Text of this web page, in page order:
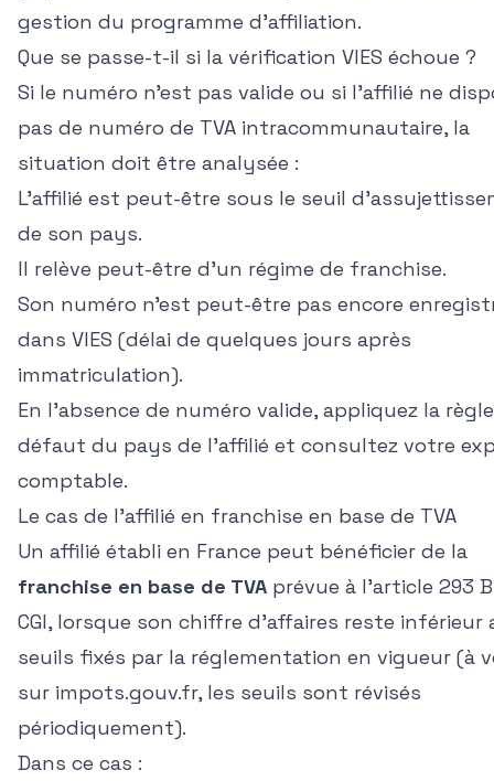
gestion du programme d'affiliation.
Que se passe-t-il si la vérification VIES échoue ?
Si le numéro n'est pas valide ou si l'affilié ne
pas de numéro de TVA intracommunautaire, la
situation doit être analysée :
L'affilié est peut-être sous le seuil
de son pays.
Il relève peut-être d'un régime de franchise.
Son numéro n'est peut-être pas encore
dans VIES (délai de quelques jours après
immatriculation).
En l'absence de numéro valide, appliquez la
défaut du pays de l'affilié et consultez votre
comptable.
Le cas de l'affilié en franchise en base de TVA
Un affilié établi en France peut bénéficier de la
franchise en base de TVA prévue à l'article 293
CGI, lorsque son chiffre d'affaires reste inférieur
seuils fixés par la réglementation en vigueur (à
sur impots.gouv.fr, les seuils sont révisés
périodiquement).
Dans ce cas :